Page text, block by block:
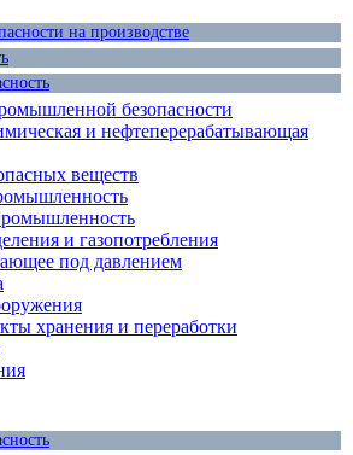
на производстве
безопасности
и нефтеперерабатывающая
веществ
и газопотребления
под давлением
хранения и переработки